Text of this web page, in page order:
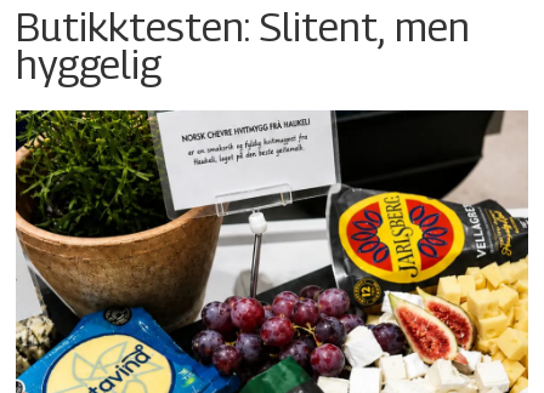
Butikktesten: Slitent, men
hyggelig